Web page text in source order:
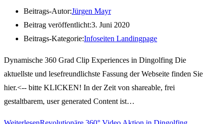
Beitrags-Autor:Jürgen Mayr
Beitrag veröffentlicht:3. Juni 2020
Beitrags-Kategorie:Infoseiten Landingpage
Dynamische 360 Grad Clip Experiences in Dingolfing Die
aktuellste und lesefreundlichste Fassung der Webseite finden Sie
hier.<-- bitte KLICKEN! In der Zeit von shareable, frei
gestaltbarem, user generated Content ist…